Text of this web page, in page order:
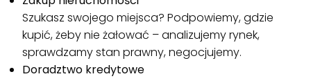
Szukasz swojego miejsca? Podpowiemy, gdzie
kupić, żeby nie żałować – analizujemy rynek,
sprawdzamy stan prawny, negocjujemy.
Doradztwo kredytowe